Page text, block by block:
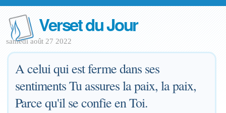
Verset du Jour
samedi août 27 2022
A celui qui est ferme dans ses
sentiments Tu assures la paix, la paix,
Parce qu'il se confie en Toi.